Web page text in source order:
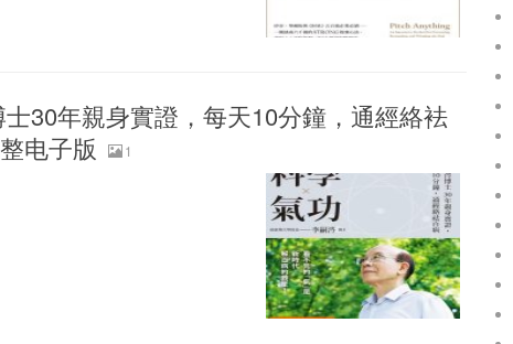
士30年親身實證，每天10分鐘，通經絡袪
电子版
1